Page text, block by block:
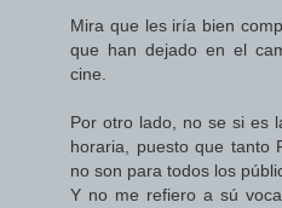
Mira que les iría bien
que han dejado en el
cine.
Por otro lado, no se si es
horaria, puesto que tanto
no son para todos los
Y no me refiero a sú